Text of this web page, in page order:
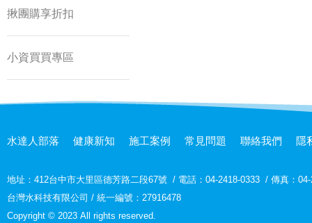
揪團購享折扣
小資買買專區
水達人部落 健康新知 施工案例 常見問題 聯絡我們 隱
地址： 412台中市大里區德芳路二段67號 / 電話：04-2418-0333 / 傳真：
台灣水科技有限公司 / 統一編號：27916478
Copyright © 2023 All rights reserved.